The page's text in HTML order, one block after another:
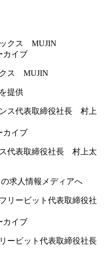
カイブ
クス MUJIN
提供
カイブ
ス代表取締役社長 村上太
求人情報メディアへ
カイブ
ービット代表取締役社長